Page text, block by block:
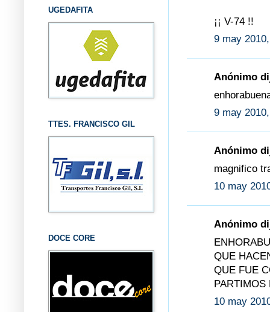
¡¡ V-74 !!
9 may
Anónimo
9 may
Anónimo
magnifico
10 may
Anónimo
QUE
QUE FUE
PARTIMOS
10 may
UGEDAFITA
TTES. FRANCISCO GIL
DOCE CORE